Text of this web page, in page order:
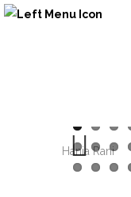
Hania Rani
Previous